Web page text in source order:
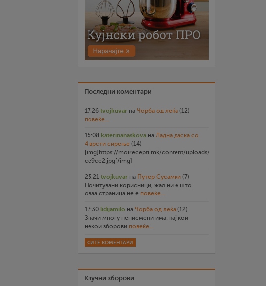
Последни коментари
17:26 tvojkuvar на Чорба од леќа (12)
повеќе...
15:08 katerinanaskova на Ладна даска со
4 врсти сирење (14)
[img]https://moirecepti.mk/content/uploads/2026/07/
ce9ce2.jpg[/img]
23:21 tvojkuvar на Путер Сусамки (7)
Почитувани корисници, жал ни е што
оваа страница не е повеќе...
17:30 lidijamilo на Чорба од леќа (12)
Значи многу неписмени има, кај кои
некои зборови повеќе...
СИТЕ КОМЕНТАРИ
Клучни зборови